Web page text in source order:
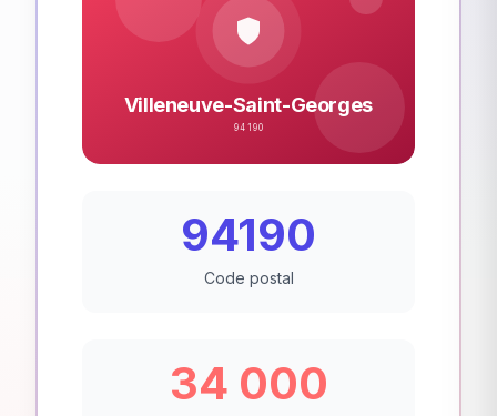
Villeneuve-Saint-Georges
94190
94190
Code postal
34 000